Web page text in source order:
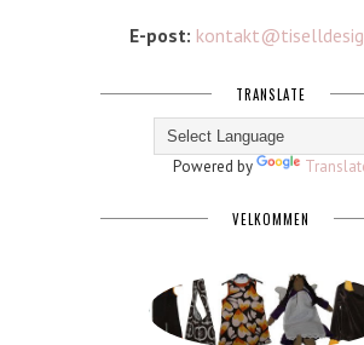
E-post:
TRANSLATE
Powered by
VELKOMMEN